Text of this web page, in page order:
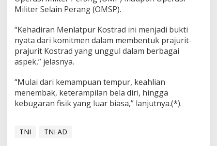
Militer Selain Perang (OMSP).
“Kehadiran Menlatpur Kostrad ini menjadi bukti
nyata dari komitmen dalam membentuk prajurit-
prajurit Kostrad yang unggul dalam berbagai
aspek,” jelasnya.
“Mulai dari kemampuan tempur, keahlian
menembak, keterampilan bela diri, hingga
kebugaran fisik yang luar biasa,” lanjutnya.(*).
TNI TNI AD